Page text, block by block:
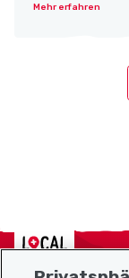
Mehr erfahren
Localcities